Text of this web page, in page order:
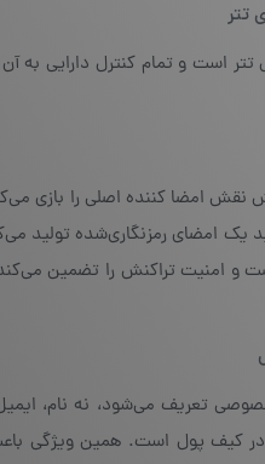
تتر
است و تمام کنترل دارایی به آن
امضا کننده اصلی را بازی
یک امضای رمزنگاری‌شده
و امنیت تراکنش را تضمین
تعریف می‌شود، نه نام، ایمیل
کیف پول است. همین ویژگی باعث